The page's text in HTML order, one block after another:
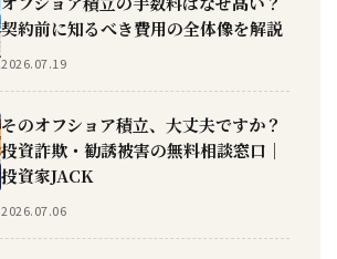
契約前に知るべき費用の全体像を解説
2026.07.19
そのオフショア積立、大丈夫ですか？
投資詐欺・勧誘被害の無料相談窓口｜
投資家JACK
2026.07.06